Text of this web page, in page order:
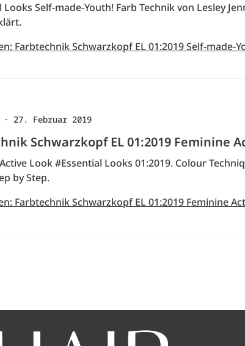
Looks Self-made-Youth! Farb Technik von Lesley
Farbtechnik Schwarzkopf EL 01:2019 Self-made-
· 27. Februar 2019
Schwarzkopf EL 01:2019 Feminine
Look #Essential Looks 01:2019. Colour
by Step.
Farbtechnik Schwarzkopf EL 01:2019 Feminine